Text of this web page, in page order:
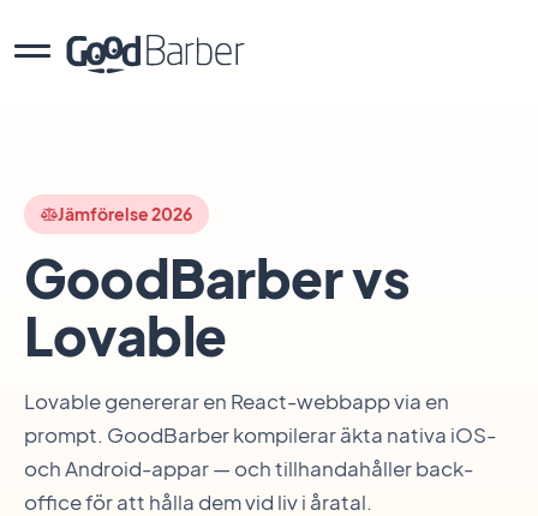
Jämförelse 2026
GoodBarber vs
Lovable
Lovable genererar en React-webbapp via en
prompt. GoodBarber kompilerar äkta nativa iOS-
och Android-appar — och tillhandahåller back-
office för att hålla dem vid liv i åratal.